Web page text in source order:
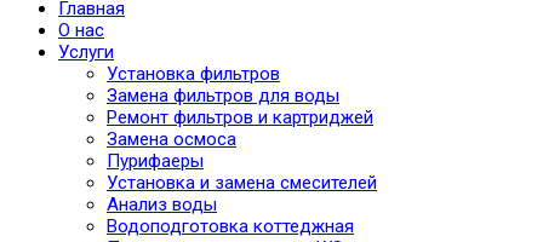
Главная
О нас
Услуги
Установка фильтров
Замена фильтров для воды
Ремонт фильтров и картриджей
Замена осмоса
Пурифаеры
Установка и замена смесителей
Анализ воды
Водоподготовка коттеджная